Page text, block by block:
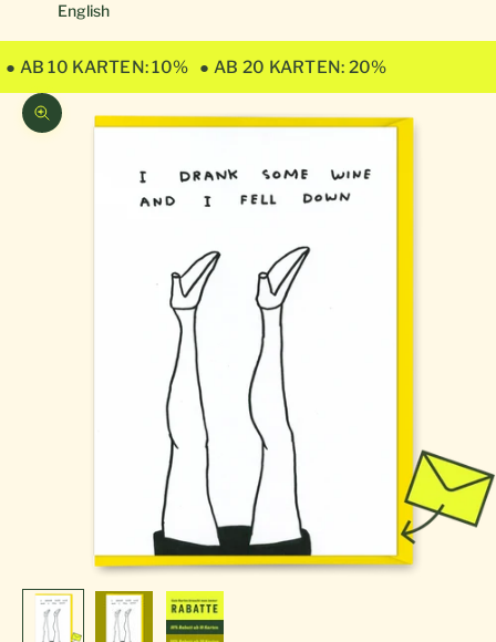
English
● AB 10 KARTEN: 10% ● AB 20 KARTEN: 20%
Zoom picture